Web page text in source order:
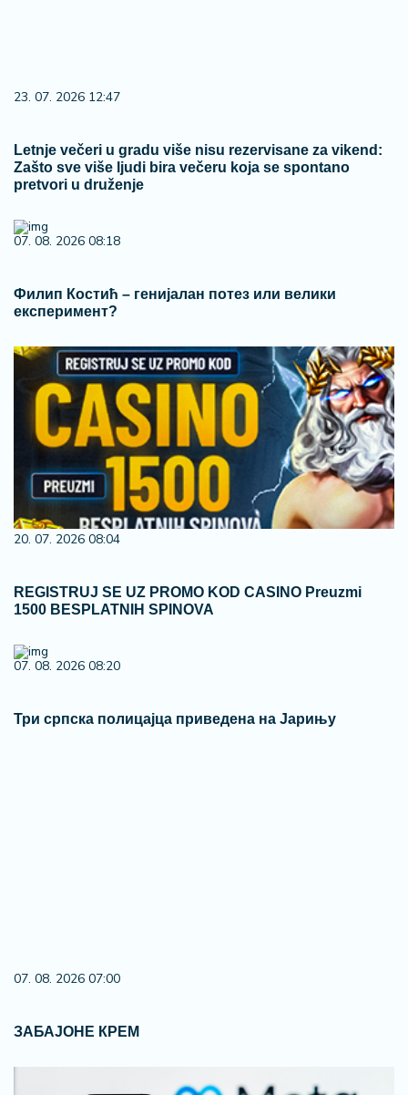
23. 07. 2026 12:47
Letnje večeri u gradu više nisu rezervisane za vikend:
Zašto sve više ljudi bira večeru koja se spontano
pretvori u druženje
07. 08. 2026 08:18
Филип Костић – генијалан потез или велики
експеримент?
20. 07. 2026 08:04
REGISTRUJ SE UZ PROMO KOD CASINO Preuzmi
1500 BESPLATNIH SPINOVA
07. 08. 2026 08:20
Три српска полицајца приведена на Јарињу
07. 08. 2026 07:00
ЗАБАЈОНЕ КРЕМ